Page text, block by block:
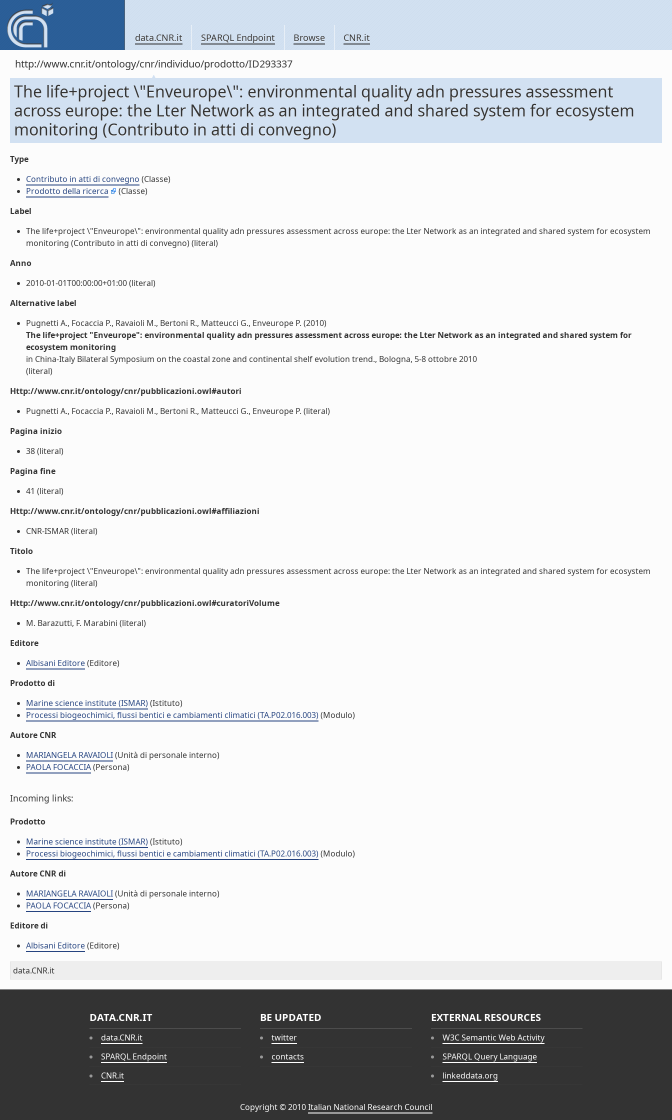
data.CNR.it SPARQL Endpoint Browse CNR.it
http://www.cnr.it/ontology/cnr/individuo/prodotto/ID293337
The life+project \"Enveurope\": environmental quality adn pressures assessment
across europe: the Lter Network as an integrated and shared system for ecosystem
monitoring (Contributo in atti di convegno)
Type
Contributo in atti di convegno (Classe)
Prodotto della ricerca
(Classe)
Label
The life+project \"Enveurope\": environmental quality adn pressures assessment across europe: the Lter Network as an integrated and shared system for ecosystem
monitoring (Contributo in atti di convegno) (literal)
Anno
2010-01-01T00:00:00+01:00 (literal)
Alternative label
Pugnetti A., Focaccia P., Ravaioli M., Bertoni R., Matteucci G., Enveurope P. (2010)
The life+project "Enveurope": environmental quality adn pressures assessment across europe: the Lter Network as an integrated and shared system for
ecosystem monitoring
in China-Italy Bilateral Symposium on the coastal zone and continental shelf evolution trend., Bologna, 5-8 ottobre 2010
(literal)
Http://www.cnr.it/ontology/cnr/pubblicazioni.owl#autori
Pugnetti A., Focaccia P., Ravaioli M., Bertoni R., Matteucci G., Enveurope P. (literal)
Pagina inizio
38 (literal)
Pagina fine
41 (literal)
Http://www.cnr.it/ontology/cnr/pubblicazioni.owl#affiliazioni
CNR-ISMAR (literal)
Titolo
The life+project \"Enveurope\": environmental quality adn pressures assessment across europe: the Lter Network as an integrated and shared system for ecosystem
monitoring (literal)
Http://www.cnr.it/ontology/cnr/pubblicazioni.owl#curatoriVolume
M. Barazutti, F. Marabini (literal)
Editore
Albisani Editore(Editore)
Prodotto di
Marine science institute (ISMAR)(Istituto)
Processi biogeochimici, flussi bentici e cambiamenti climatici (TA.P02.016.003)(Modulo)
Autore CNR
MARIANGELA RAVAIOLI(Unità di personale interno)
PAOLA FOCACCIA(Persona)
Incoming links:
Prodotto
Marine science institute (ISMAR)(Istituto)
Processi biogeochimici, flussi bentici e cambiamenti climatici (TA.P02.016.003)(Modulo)
Autore CNR di
MARIANGELA RAVAIOLI(Unità di personale interno)
PAOLA FOCACCIA(Persona)
Editore di
Albisani Editore(Editore)
data.CNR.it
DATA.CNR.IT
data.CNR.it
SPARQL Endpoint
CNR.it
BE UPDATED
twitter
contacts
EXTERNAL RESOURCES
W3C Semantic Web Activity
SPARQL Query Language
linkeddata.org
Copyright © 2010Italian National Research Council